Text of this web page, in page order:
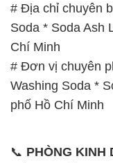
# Địa chỉ chuyên
Soda * Soda Ash
Chí Minh
# Đơn vị chuyên
Washing Soda *
phố Hồ Chí Minh
📞 PHÒNG KINH